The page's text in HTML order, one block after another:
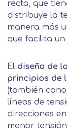
recta, que
distribuye la
manera más
que facilita un
El diseño de
principios de
(también
líneas de
direcciones
menor